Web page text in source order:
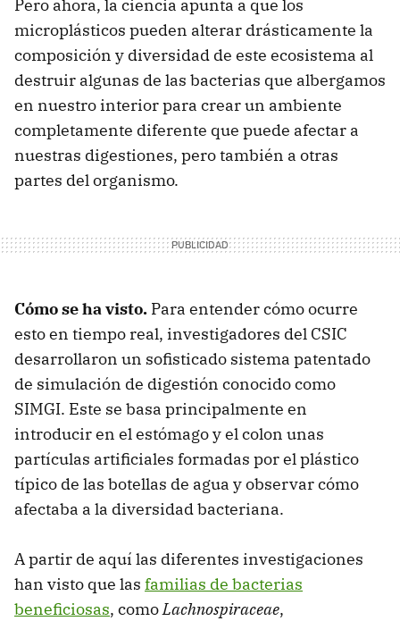
Pero ahora, la ciencia apunta a que los
microplásticos pueden alterar drásticamente la
composición y diversidad de este ecosistema al
destruir algunas de las bacterias que albergamos
en nuestro interior para crear un ambiente
completamente diferente que puede afectar a
nuestras digestiones, pero también a otras
partes del organismo.
Cómo se ha visto. Para entender cómo ocurre
esto en tiempo real, investigadores del CSIC
desarrollaron un sofisticado sistema patentado
de simulación de digestión conocido como
SIMGI. Este se basa principalmente en
introducir en el estómago y el colon unas
partículas artificiales formadas por el plástico
típico de las botellas de agua y observar cómo
afectaba a la diversidad bacteriana.
A partir de aquí las diferentes investigaciones
han visto que las familias de bacterias
beneficiosas, comoLachnospiraceae,